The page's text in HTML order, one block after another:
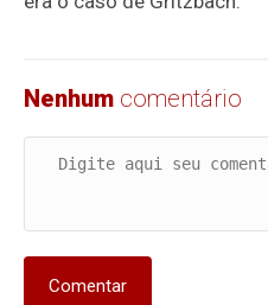
Nenhum comentário
Comentar